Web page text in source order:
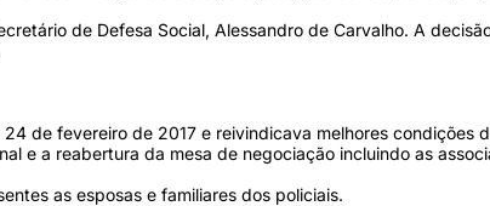
de Defesa Social, Alessandro de Carvalho. A
de fevereiro de 2017 e reivindicava melhores condições
e a reabertura da mesa de negociação incluindo as
as esposas e familiares dos policiais.